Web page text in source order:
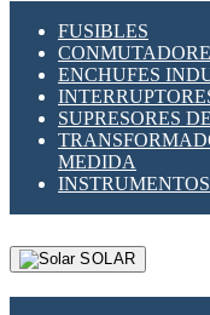
FUSIBLES
ENCHUFES
SUPRESORES
MEDIDA
SOLAR